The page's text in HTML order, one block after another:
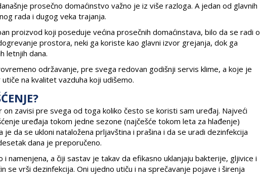
prosečno domaćinstvo važno je iz više razloga. A jedan od glavnih
rada i dugog veka trajanja.
proizvod koji poseduje većina prosečnih domaćinstava, bilo da se radi o
prostora, neki ga koriste kao glavni izvor grejanja, dok ga
letnjih dana.
održavanje, pre svega redovan godišnji servis klime, a koje je
na kvalitet vazduha koji udišemo.
zavisi pre svega od toga koliko često se koristi sam uređaj. Najveći
uređaja tokom jedne sezone (najčešće tokom leta za hlađenje)
da se ukloni nataložena prljavština i prašina i da se uradi dezinfekcija
dana je preporučeno.
namenjena, a čiji sastav je takav da efikasno uklanjaju bakterije, gljivice i
se vrši dezinfekcija. Oni ujedno utiču i na sprečavanje pojave i širenja